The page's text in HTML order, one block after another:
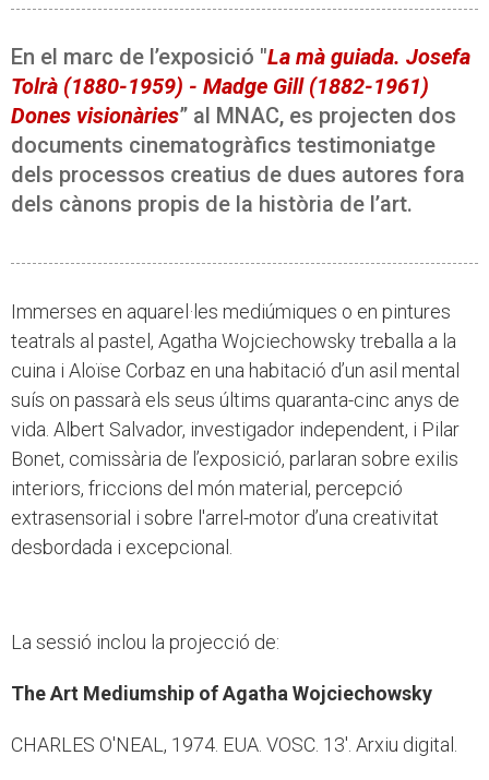
En el marc de l’exposició "La mà guiada. Josefa
Tolrà (1880-1959) - Madge Gill (1882-1961)
Dones visionàries” al MNAC, es projecten dos
documents cinematogràfics testimoniatge
dels processos creatius de dues autores fora
dels cànons propis de la història de l’art.
Immerses en aquarel·les mediúmiques o en pintures
teatrals al pastel, Agatha Wojciechowsky treballa a la
cuina i Aloïse Corbaz en una habitació d’un asil mental
suís on passarà els seus últims quaranta-cinc anys de
vida. Albert Salvador, investigador independent, i Pilar
Bonet, comissària de l’exposició, parlaran sobre exilis
interiors, friccions del món material, percepció
extrasensorial i sobre l'arrel-motor d’una creativitat
desbordada i excepcional.
La sessió inclou la projecció de:
The Art Mediumship of Agatha Wojciechowsky
CHARLES O'NEAL, 1974. EUA. VOSC. 13'. Arxiu digital.